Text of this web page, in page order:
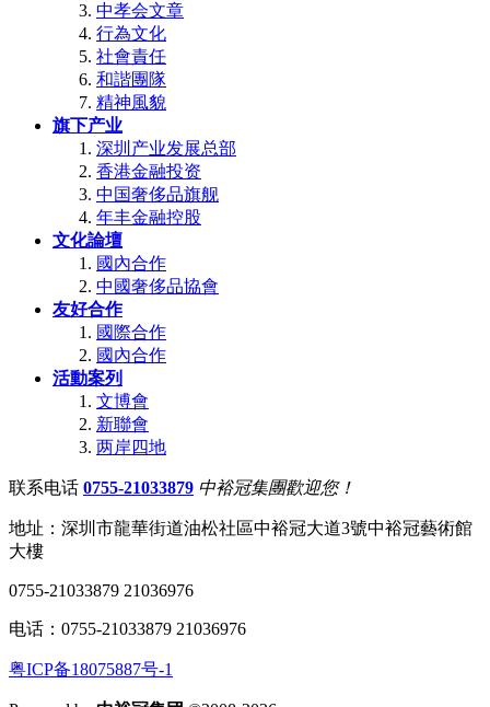
中孝会文章
行為文化
社會責任
和諧團隊
精神風貌
旗下产业
深圳产业发展总部
香港金融投资
中国奢侈品旗舰
年丰金融控股
文化論壇
國內合作
中國奢侈品協會
友好合作
國際合作
國內合作
活動案列
文博會
新聯會
两岸四地
联系电话 0755-21033879 中裕冠集團歡迎您！
地址：深圳市龍華街道油松社區中裕冠大道3號中裕冠藝術館
大樓
0755-21033879 21036976
电话：0755-21033879 21036976
粤ICP备18075887号-1